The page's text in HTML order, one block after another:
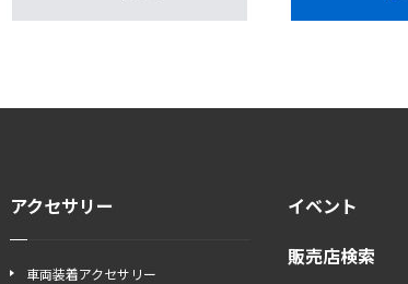
アクセサリー
車両装着アクセサリー
イベント
販売店検索